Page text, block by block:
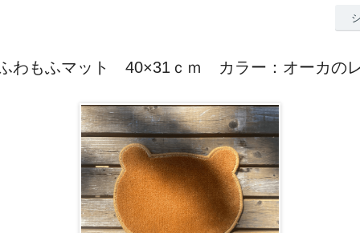
わもふマット 40×31ｃｍ カラー：オーカの